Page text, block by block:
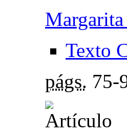
Texto
págs. 75-